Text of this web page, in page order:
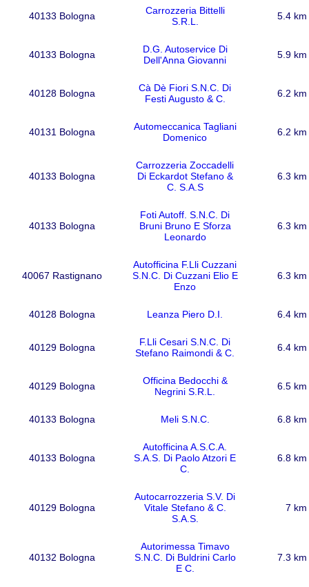
40133 Bologna
Carrozzeria Bittelli
S.R.L.
5.4 km
40133 Bologna
D.G. Autoservice Di
Dell'Anna Giovanni
5.9 km
40128 Bologna
Cà Dè Fiori S.N.C. Di
Festi Augusto & C.
6.2 km
40131 Bologna
Automeccanica Tagliani
Domenico
6.2 km
40133 Bologna
Carrozzeria Zoccadelli
Di Eckardot Stefano &
C. S.A.S
6.3 km
40133 Bologna
Foti Autoff. S.N.C. Di
Bruni Bruno E Sforza
Leonardo
6.3 km
40067 Rastignano
Autofficina F.Lli Cuzzani
S.N.C. Di Cuzzani Elio E
Enzo
6.3 km
40128 Bologna Leanza Piero D.I. 6.4 km
40129 Bologna
F.Lli Cesari S.N.C. Di
Stefano Raimondi & C.
6.4 km
40129 Bologna
Officina Bedocchi &
Negrini S.R.L.
6.5 km
40133 Bologna Meli S.N.C. 6.8 km
40133 Bologna
Autofficina A.S.C.A.
S.A.S. Di Paolo Atzori E
C.
6.8 km
40129 Bologna
Autocarrozzeria S.V. Di
Vitale Stefano & C.
S.A.S.
7 km
40132 Bologna
Autorimessa Timavo
S.N.C. Di Buldrini Carlo
E C.
7.3 km